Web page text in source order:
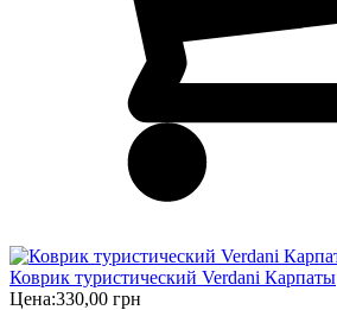
Коврик туристический Verdani Карпаты
Цена:330,00 грн